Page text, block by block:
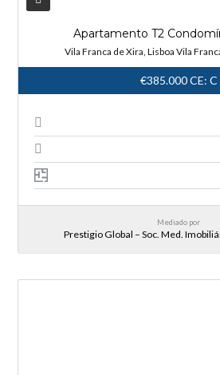
Apartamento T2
Vila Franca de Xira, Lisboa Vila
€385.000CE: C
Mediado por
Prestigio Global – Soc. Med.